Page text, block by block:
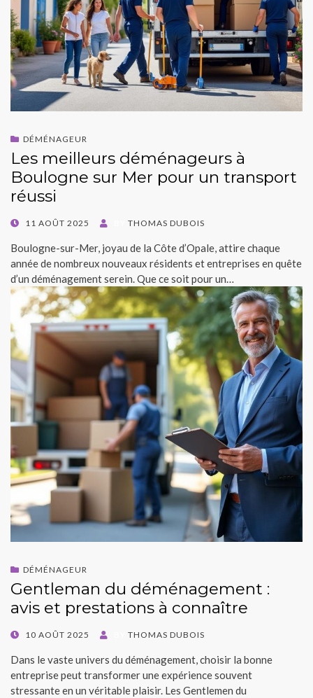
DÉMÉNAGEUR
Les meilleurs déménageurs à
Boulogne sur Mer pour un transport
réussi
POSTED11 AOÛT 2025 THOMAS DUBOIS
Boulogne-sur-Mer, joyau de la Côte d’Opale, attire chaque
année de nombreux nouveaux résidents et entreprises en quête
d’un déménagement serein. Que ce soit pour un…
DÉMÉNAGEUR
Gentleman du déménagement :
avis et prestations à connaître
POSTED10 AOÛT 2025 THOMAS DUBOIS
Dans le vaste univers du déménagement, choisir la bonne
entreprise peut transformer une expérience souvent
stressante en un véritable plaisir. Les Gentlemen du